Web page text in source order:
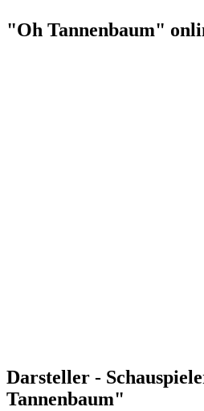
"Oh Tannenbaum"
Darsteller -
Tannenbaum"